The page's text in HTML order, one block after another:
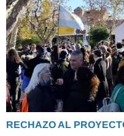
RECHAZO AL